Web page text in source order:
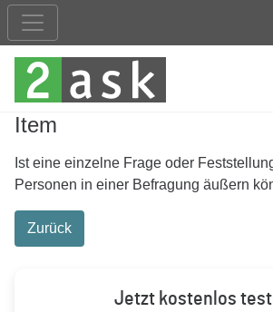
Item
Ist eine einzelne Frage oder
Personen in einer Befragung äußern
Zurück
Jetzt kostenlos